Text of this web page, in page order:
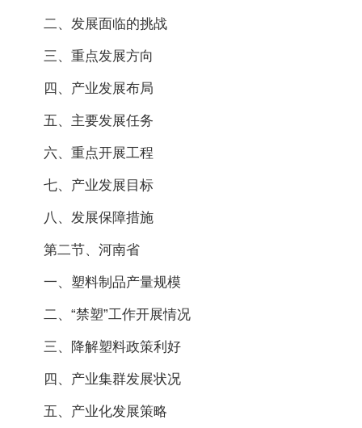
二、发展面临的挑战
三、重点发展方向
四、产业发展布局
五、主要发展任务
六、重点开展工程
七、产业发展目标
八、发展保障措施
第二节、河南省
一、塑料制品产量规模
二、“禁塑”工作开展情况
三、降解塑料政策利好
四、产业集群发展状况
五、产业化发展策略